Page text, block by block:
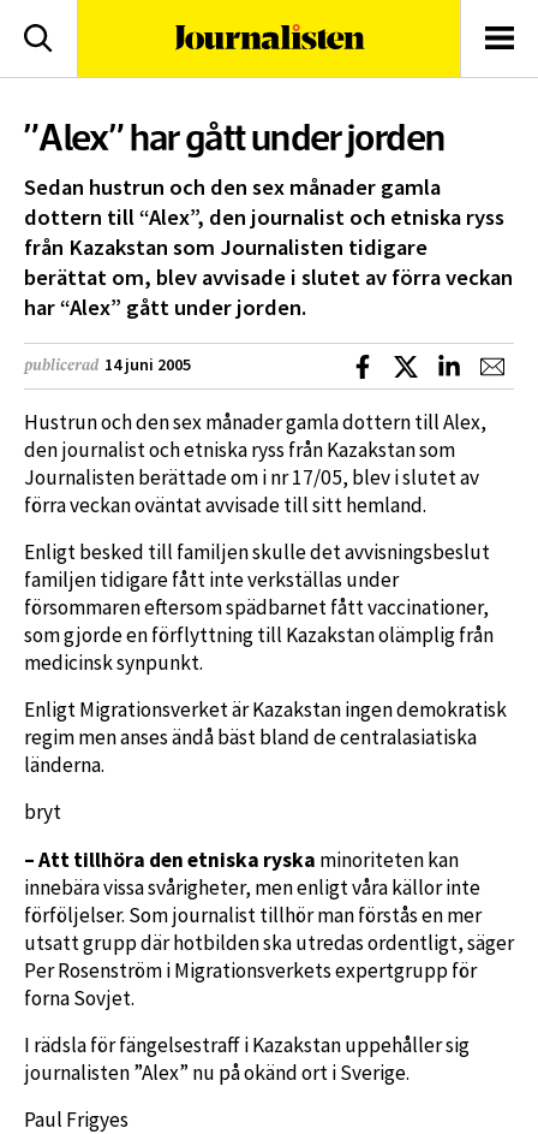
Sök
”Alex” har gått under jorden
Sedan hustrun och den sex månader gamla
dottern till “Alex”, den journalist och etniska ryss
från Kazakstan som Journalisten tidigare
berättat om, blev avvisade i slutet av förra veckan
har “Alex” gått under jorden.
publicerad 14 juni 2005 Dela på Facebook
Dela på XDela på
Hustrun och den sex månader gamla dottern till Alex,
den journalist och etniska ryss från Kazakstan som
Journalisten berättade om i nr 17/05, blev i slutet av
förra veckan oväntat avvisade till sitt hemland.
Enligt besked till familjen skulle det avvisningsbeslut
familjen tidigare fått inte verkställas under
försommaren eftersom spädbarnet fått vaccinationer,
som gjorde en förflyttning till Kazakstan olämplig från
medicinsk synpunkt.
Enligt Migrationsverket är Kazakstan ingen demokratisk
regim men anses ändå bäst bland de centralasiatiska
länderna.
bryt
– Att tillhöra den etniska ryska minoriteten kan
innebära vissa svårigheter, men enligt våra källor inte
förföljelser. Som journalist tillhör man förstås en mer
utsatt grupp där hotbilden ska utredas ordentligt, säger
Per Rosenström i Migrationsverkets expertgrupp för
forna Sovjet.
I rädsla för fängelsestraff i Kazakstan uppehåller sig
journalisten ”Alex” nu på okänd ort i Sverige.
Paul Frigyes